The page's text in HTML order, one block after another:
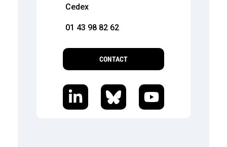
Cedex
01 43 98 82 62
CONTACT